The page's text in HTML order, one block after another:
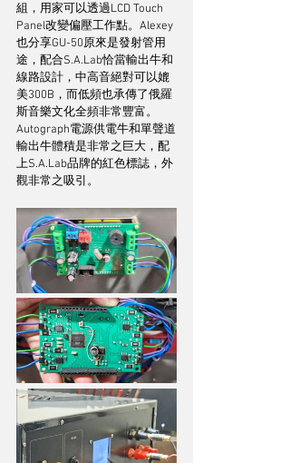
組，用家可以透過LCD Touch
Panel改變偏壓工作點。Alexey
也分享GU-50原來是發射管用
途，配合S.A.Lab恰當輸出牛和
線路設計，中高音絕對可以媲
美300B，而低頻也承傳了俄羅
斯音樂文化全頻非常豐富。
Autograph電源供電牛和單聲道
輸出牛體積是非常之巨大，配
上S.A.Lab品牌的紅色標誌，外
觀非常之吸引。